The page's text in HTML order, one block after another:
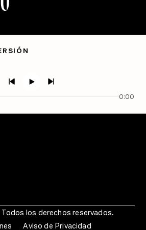
0:00
los derechos reservados.
Aviso de Privacidad